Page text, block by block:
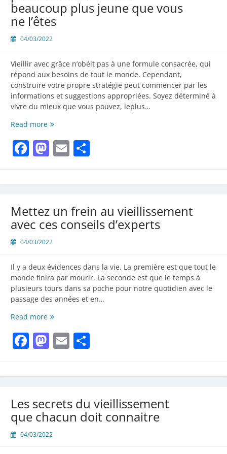
beaucoup plus jeune que vous
ne l’êtes
04/03/2022
Vieillir avec grâce n’obéit pas à une formule consacrée, qui
répond aux besoins de tout le monde. Cependant,
construire votre propre stratégie peut commencer par les
informations et suggestions appropriées. Soyez déterminé à
vivre du mieux que vous pouvez, leplus…
Read moreQuelle
pour
paraitre
plus
que
vous
l’êtes
Facebook
Mastodon
Email
Mettez un frein au vieillissement
avec ces conseils d’experts
04/03/2022
Il y a deux évidences dans la vie. La première est que tout le
monde finira par mourir. La seconde est que le temps à
plusieurs tours dans sa poche pour notre quotidien avec le
passage des années et en…
Read moreMettez
frein
au
d’experts
Facebook
Mastodon
Email
Les secrets du vieillissement
que chacun doit connaitre
04/03/2022